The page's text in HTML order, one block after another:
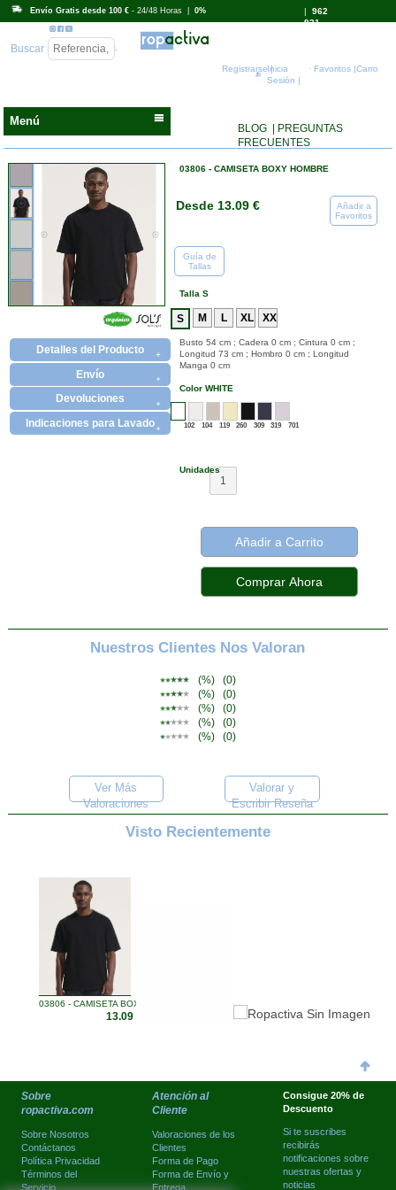
Envío Gratis desde 100 € - 24/48 Horas |0% |962
931
Buscar
Registrarse |Inicia
Sesión |
Favoritos |Carro
Menú
BLOG
| PREGUNTAS
FRECUENTES
Detalles del Producto
Envío
Devoluciones
Indicaciones para Lavado
03806 - CAMISETA BOXY HOMBRE
Desde 13.09 €
Añadir a
Favoritos
Guía de
Tallas
Talla S
Busto 54 cm ; Cadera 0 cm ; Cintura 0 cm ;
Longitud 73 cm ; Hombro 0 cm ; Longitud
Manga 0 cm
Color WHITE
102 104 119 260 309 319 701
Unidades
1
Añadir a Carrito
Nuestros Clientes Nos Valoran
(%)
(0)
(%)
(0)
(%)
(0)
(%)
(0)
(%)
(0)
Ver Más
Valoraciones
Valorar y
Escribir Reseña
Visto Recientemente
03806 - CAMISETA BOXY HOMB ...
13.09 €
Sobre
ropactiva.com
Sobre Nosotros
Contáctanos
Política Privacidad
Términos del
Servicio
Atención al
Cliente
Valoraciones de los
Clientes
Forma de Pago
Forma de Envío y
Entrega
Consigue 20% de
Descuento
Si te suscribes
recibirás
notificaciones sobre
nuestras ofertas y
noticias